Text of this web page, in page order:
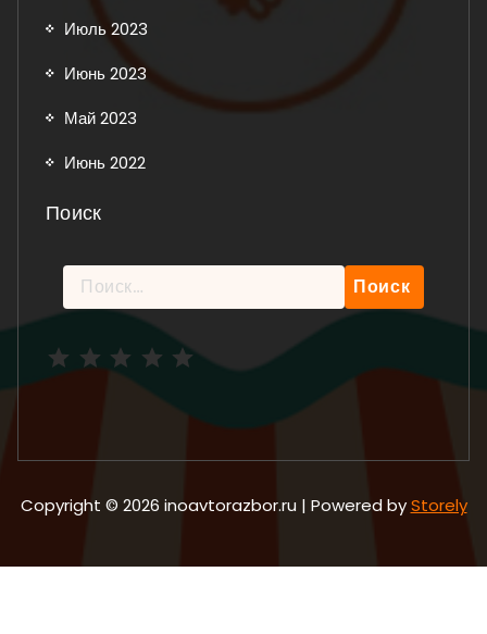
Июль 2023
Июнь 2023
Май 2023
Июнь 2022
Поиск
Найти:
Copyright © 2026 inoavtorazbor.ru | Powered byStorely